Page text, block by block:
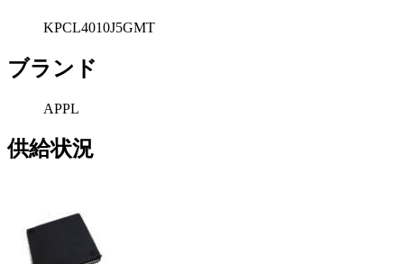
KPCL4010J5GMT
ブランド
APPL
供給状況